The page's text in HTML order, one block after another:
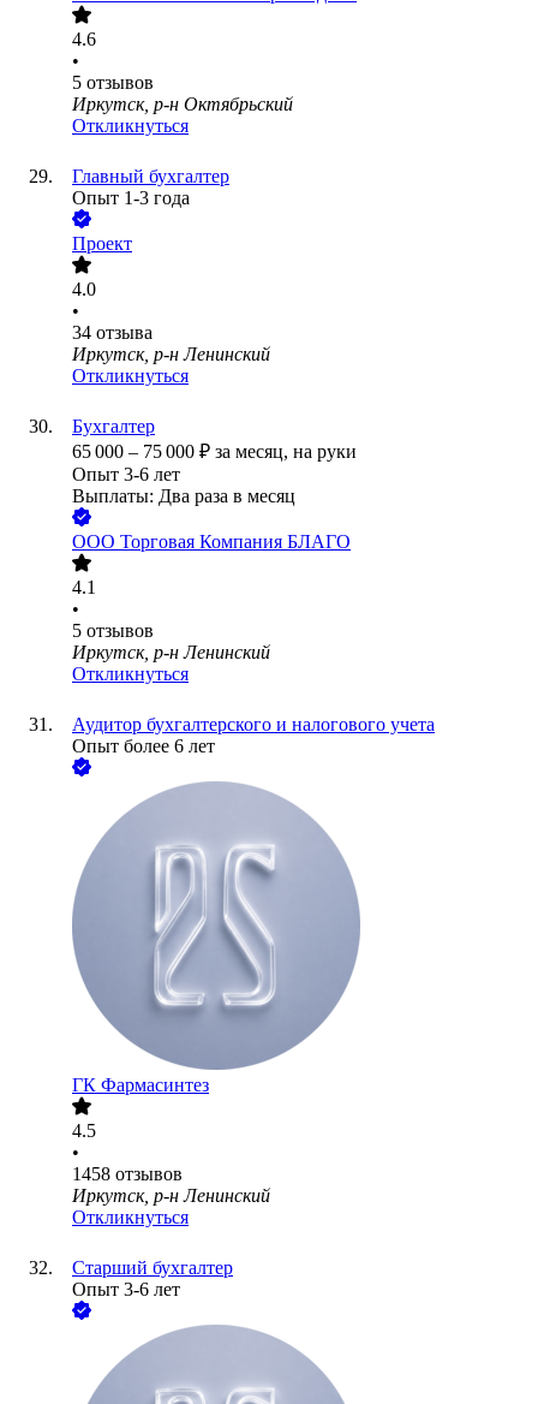
4.6
•
5 отзывов
Иркутск, р-н Октябрьский
Откликнуться
Главный бухгалтер
Опыт 1-3 года
Проект
4.0
•
34 отзыва
Иркутск, р-н Ленинский
Откликнуться
Бухгалтер
65 000 – 75 000 ₽ за месяц, на руки
Опыт 3-6 лет
Выплаты: Два раза в месяц
ООО Торговая Компания БЛАГО
4.1
•
5 отзывов
Иркутск, р-н Ленинский
Откликнуться
Аудитор бухгалтерского и налогового учета
Опыт более 6 лет
ГК Фармасинтез
4.5
•
1458 отзывов
Иркутск, р-н Ленинский
Откликнуться
Старший бухгалтер
Опыт 3-6 лет